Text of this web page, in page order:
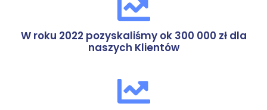
W roku 2022 pozyskaliśmy ok 300 000 zł dla
naszych Klientów